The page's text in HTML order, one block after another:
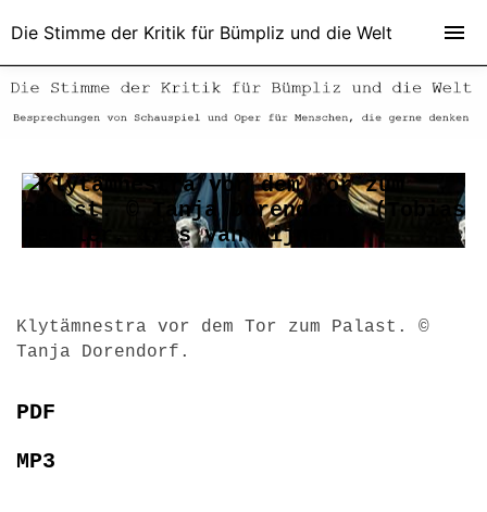
Klytämnestra vor dem Tor zum Palast. ©
Tanja Dorendorf.
PDF
MP3
Die Stimme der Kritik für Bümpliz und die Welt